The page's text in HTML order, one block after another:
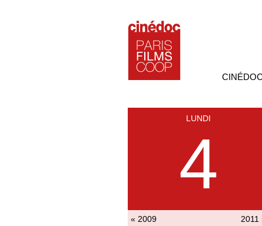
CINÉDOC
LUNDI
4
« 2009
2011